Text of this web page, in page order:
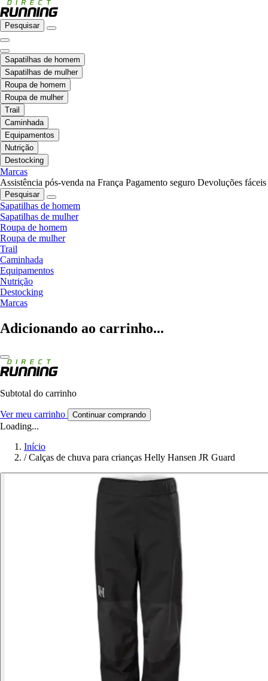
Pesquisar
Sapatilhas de homem
Sapatilhas de mulher
Roupa de homem
Roupa de mulher
Trail
Caminhada
Equipamentos
Nutrição
Destocking
Marcas
Assistência pós-venda na França Pagamento seguro Devoluções fáceis
Pesquisar
Sapatilhas de homem
Sapatilhas de mulher
Roupa de homem
Roupa de mulher
Trail
Caminhada
Equipamentos
Nutrição
Destocking
Marcas
Adicionando ao carrinho...
Subtotal do carrinho
Ver meu carrinho Continuar comprando
Loading...
Início
/ Calças de chuva para crianças Helly Hansen JR Guard